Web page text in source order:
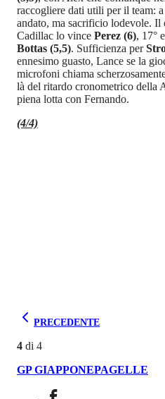
raccogliere dati utili per il team:
andato, ma sacrificio lodevole. Il
Cadillac lo vince Perez (6), 17°
Bottas (5,5). Sufficienza per
ennesimo guasto, Lance se la
microfoni chiama
là del ritardo cronometrico della
piena lotta con Fernando.
(4/4)
PRECEDENTE
4 di 4
GP GIAPPONEPAGELLE